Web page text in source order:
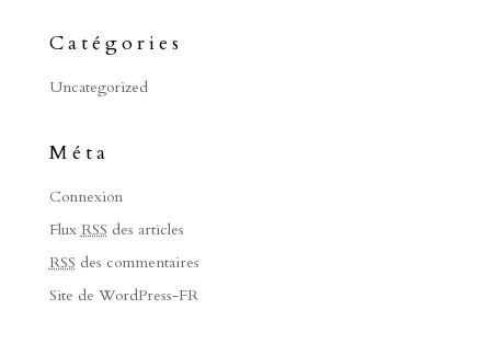
Catégories
Uncategorized
Méta
Connexion
Flux RSS des articles
RSS des commentaires
Site de WordPress-FR